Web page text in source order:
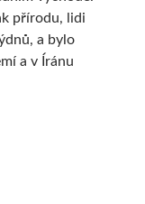
přírodu, lidi
a bylo
a v Íránu